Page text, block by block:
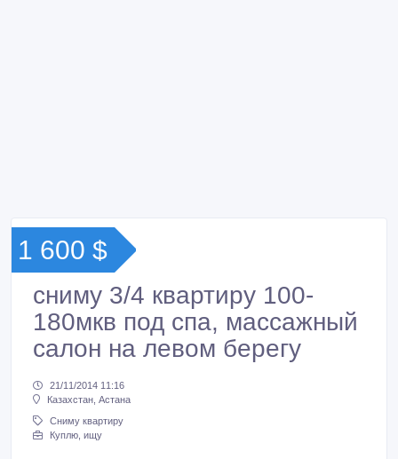
1 600 $
сниму 3/4 квартиру 100-
180мкв под спа, массажный
салон на левом берегу
21/11/2014 11:16
Казахстан, Астана
Сниму квартиру
Куплю, ищу